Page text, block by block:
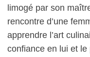
limogé par son
rencontre d’une
apprendre l’art
confiance en lui et le